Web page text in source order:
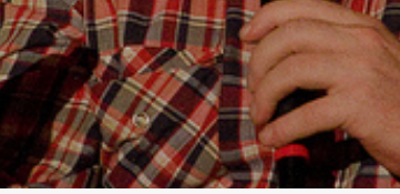
om een effect te krijgen. Die